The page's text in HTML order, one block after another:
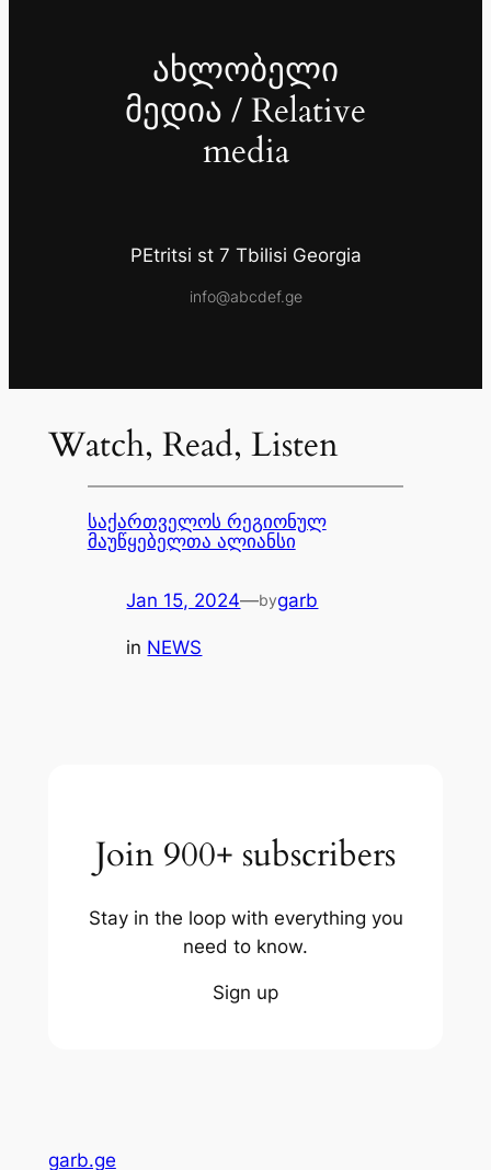
ახლობელი
მედია / Relative
media
PEtritsi st 7 Tbilisi Georgia
info@abcdef.ge
Watch, Read, Listen
საქართველოს რეგიონულ
მაუწყებელთა ალიანსი
Jan 15, 2024—bygarb
in NEWS
Join 900+ subscribers
Stay in the loop with everything you
need to know.
Sign up
garb.ge